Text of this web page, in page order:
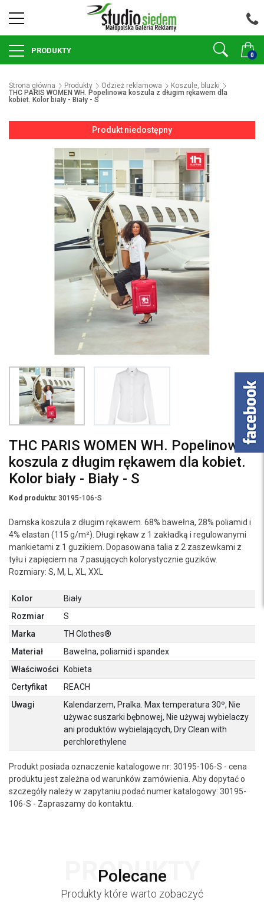
0
PRODUKTY
Strona główna Produkty Odzież reklamowa
Koszule, bluzki
THC PARIS WOMEN WH. Popelinowa koszula z długim rękawem dla
kobiet. Kolor biały - Biały - S
Produkt niedostępny
THC PARIS WOMEN WH. Popelinowa
koszula z długim rękawem dla kobiet.
Kolor biały - Biały - S
Kod produktu: 30195-106-S
Damska koszula z długim rękawem. 68% bawełna, 28% poliamid i
4% elastan (115 g/m²). Długi rękaw z 1 zakładką i regulowanymi
mankietami z 1 guzikiem. Dopasowana talia z 2 zaszewkami z
tyłu i zapięciem na 7 pasujących kolorystycznie guzików.
Rozmiary: S, M, L, XL, XXL
Kolor
Biały
Rozmiar
S
Marka
TH Clothes®
Materiał
Bawełna, poliamid i spandex
Właściwości
Kobieta
Certyfikat
REACH
Uwagi
Kalendarzem, Pralka. Max temperatura 30º, Nie
używac suszarki bębnowej, Nie używaj wybielaczy
ani produktów wybielających, Dry Clean with
perchlorethylene
Produkt posiada oznaczenie katalogowe nr: 30195-106-S - cena
produktu jest zależna od warunków zamówienia. Aby dopytać o
szczegóły należy w zapytaniu podać numer katalogowy: 30195-
106-S - Zapraszamy do kontaktu.
Polecane
PRODUKTY
Produkty które warto zobaczyć